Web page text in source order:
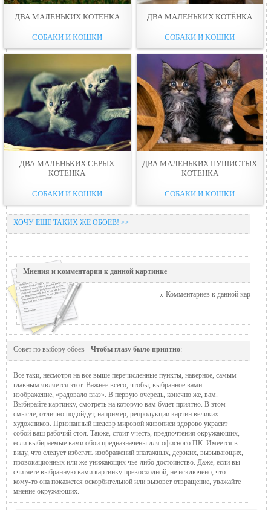
ДВА МАЛЕНЬКИХ КОТЕНКА
СОБАКИ И КОШКИ
ДВА МАЛЕНЬКИХ КОТЁНКА
СОБАКИ И КОШКИ
ДВА МАЛЕНЬКИХ СЕРЫХ
КОТЕНКА
СОБАКИ И КОШКИ
ДВА МАЛЕНЬКИХ ПУШИСТЫХ
КОТЕНКА
СОБАКИ И КОШКИ
ХОЧУ ЕЩЕ ТАКИХ ЖЕ ОБОЕВ! >>
Мнения и комментарии к данной картинке
Комментариев к данной картинке
Совет по выбору обоев - Чтобы глазу было приятно:
Все таки, несмотря на все выше перечисленные пункты, наверное, самым
главным является этот. Важнее всего, чтобы, выбранное вами
изображение, «радовало глаз». В первую очередь, конечно же, вам.
Выбирайте картинку, смотреть на которую вам будет приятно. В этом
смысле, отлично подойдут, например, репродукции картин великих
художников. Признанный шедевр мировой живописи здорово украсит
собой ваш рабочий стол. Также, стоит учесть, предпочтения окружающих,
если выбираемые вами обои предназначены для офисного ПК. Имеется в
виду, что следует избегать изображений эпатажных, дерзких, вызывающих,
провокационных или же унижающих чье-либо достоинство. Даже, если вы
считаете выбранную вами картинку превосходной, не исключено, что
кому-то она покажется оскорбительной или вызовет отвращение, уважайте
мнение окружающих.